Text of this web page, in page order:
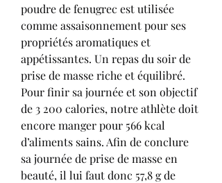
poudre de fenugrec est utilisée
comme assaisonnement pour ses
propriétés aromatiques et
appétissantes. Un repas du soir de
prise de masse riche et équilibré.
Pour finir sa journée et son objectif
de 3 200 calories, notre athlète doit
encore manger pour 566 kcal
d’aliments sains. Afin de conclure
sa journée de prise de masse en
beauté, il lui faut donc 57,8 g de